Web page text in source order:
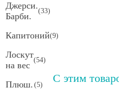
Джерси.
Барби.
(33)
Капитоний(9)
Лоскут
на вес
(54)
Плюш. (5) С этим